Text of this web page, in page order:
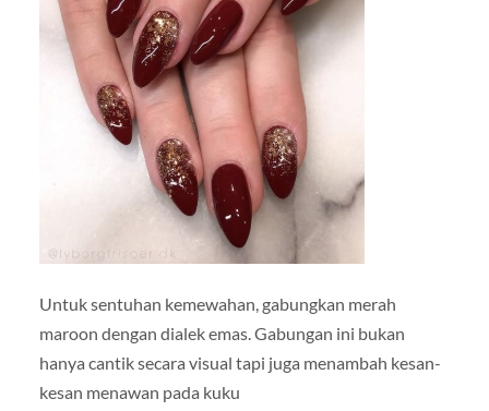
Untuk sentuhan kemewahan, gabungkan merah
maroon dengan dialek emas. Gabungan ini bukan
hanya cantik secara visual tapi juga menambah kesan-
kesan menawan pada kuku